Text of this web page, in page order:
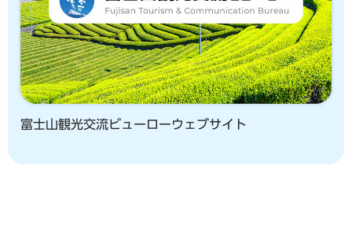
富士山観光交流ビューローウェブサイト